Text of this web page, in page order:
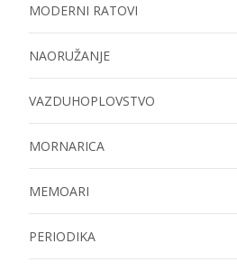
MODERNI RATOVI
NAORUŽANJE
VAZDUHOPLOVSTVO
MORNARICA
MEMOARI
PERIODIKA